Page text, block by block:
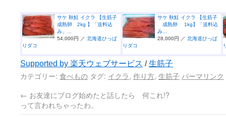
サケ 秋鮭 イクラ 【生筋子
成熟卵 2kg 】「送料込
み」...
54,000円 ／ 北海道ひっぱ
りダコ
サケ 秋鮭 イクラ 【生筋子
成熟卵 1kg】「送料込
み...
28,000円 ／ 北海道ひっぱ
りダコ
Supported by 楽天ウェブサービス /生筋子
カテゴリー: 食べもの タグ: イクラ, 作り方, 生筋子 パーマリンク
← お友達にブログ始めたと話したら 何これ!?
って言われちゃったわ。